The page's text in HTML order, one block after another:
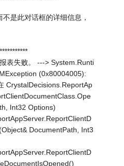
是此对话框的详细信息，
表失败。 ---> System.Runti
(0x80004005):
CrystalDecisions.ReportAp
Int32 Options)
DocumentPath, Int3